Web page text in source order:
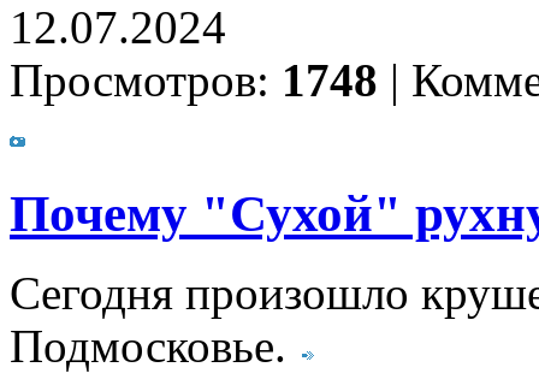
12.07.2024
Просмотров: 1748 |
Почему "Сухой"
Сегодня произошло
Подмосковье.